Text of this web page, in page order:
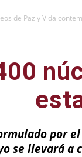
de Paz y Vida
por
se llevará a